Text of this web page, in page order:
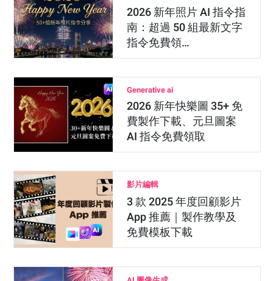
2026 新年照片 AI 指令指
南：超過 50 組最新文字
指令免費領…
Generative ai
2026 新年快樂圖 35+ 免
費製作下載、元旦圖案
AI 指令免費領取
影片編輯
3 款 2025 年度回顧影片
App 推薦｜製作教學及
免費模板下載